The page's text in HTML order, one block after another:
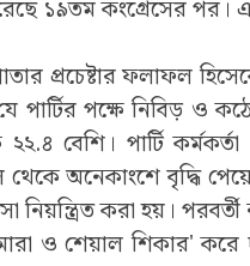
১৯তম কংগ্রেসের পর।
প্রচেষ্টার ফলাফল
পার্টির পক্ষে নিবিড়
বেশি। পার্টি
অনেকাংশে বৃদ্ধি
নিয়ন্ত্রিত করা হয়।
ও শেয়াল শিকার'